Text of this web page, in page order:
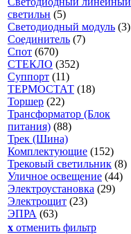
светильн (5)
Светодиодный модуль (3)
Соединитель (7)
Спот (670)
СТЕКЛО (352)
Суппорт (11)
ТЕРМОСТАТ (18)
Торшер (22)
Трансформатор (Блок
питания) (88)
Трек (Шина)
Комплектующие (152)
Трековый светильник (8)
Уличное освещение (44)
Электроустановка (29)
Электрощит (23)
ЭПРА (63)
x отменить фильтр